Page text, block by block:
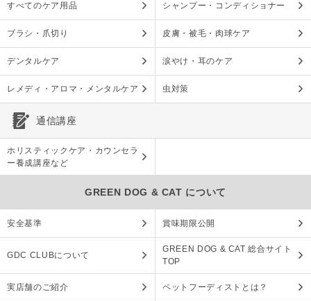
すべてのケア用品 シャンプー・コンディショナー
ブラシ・爪切り 皮膚・被毛・肉球ケア
デンタルケア 涙やけ・耳のケア
レメディ・アロマ・メンタルケア 虫対策
通信講座
ホリスティックケア・カウンセラ
ー養成講座など
GREEN DOG & CAT について
安全基準 賞味期限公開
GDC CLUBについて
GREEN DOG & CAT 総合サイト
TOP
実店舗のご紹介 ペットフーディストとは？